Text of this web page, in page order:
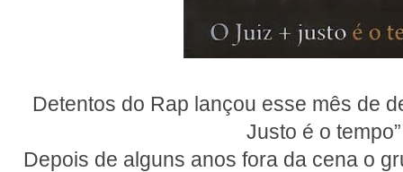
Detentos do Rap lançou esse mês de
Justo é o
Depois de alguns anos fora da cena o